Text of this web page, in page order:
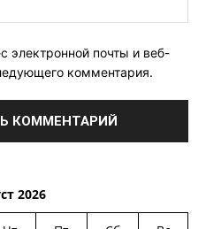
электронной почты и веб-
комментария.
2026